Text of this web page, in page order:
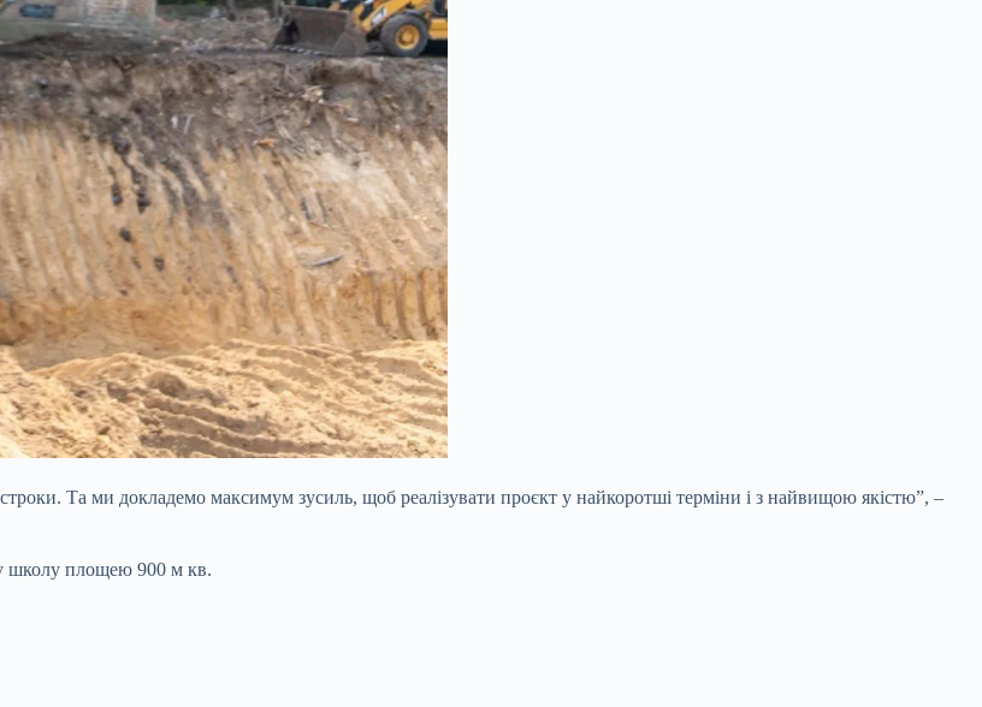
Та ми докладемо максимум зусиль, щоб реалізувати проєкт у найкоротші терміни і з найвищою якістю”, –
школу площею 900 м кв.